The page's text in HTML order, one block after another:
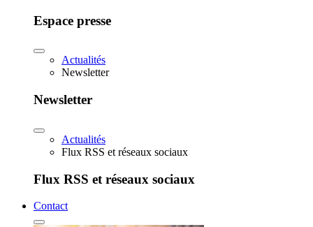
Espace presse
Actualités
Newsletter
Newsletter
Actualités
Flux RSS et réseaux sociaux
Flux RSS et réseaux sociaux
Contact